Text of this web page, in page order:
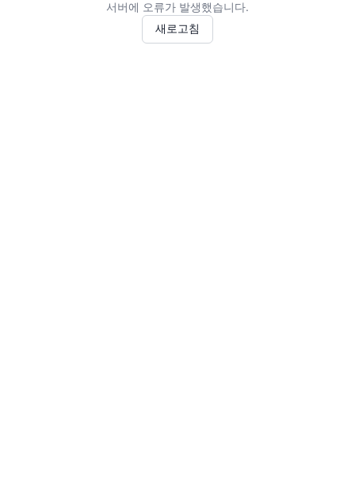
서버에 오류가 발생했습니다.
새로고침